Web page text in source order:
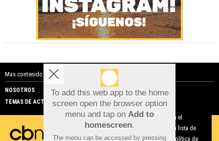
Mas contenido de Costa Blanca Noticias:
NOSOTROS
PUBLICIDAD
TEMAS DE ACTUALIDAD
To add this web app to the home
screen open the browser option
menu and tap on Add to
homescreen.
The menu can be accessed by pressing
Aviso sobre el Uso de cookies:
Utilizamos cookies nuestras y de terceros para el
funcionamiento del digital. Puedes consultar la lista de
cookies y como desconectarlas. Ver nuestra Política de